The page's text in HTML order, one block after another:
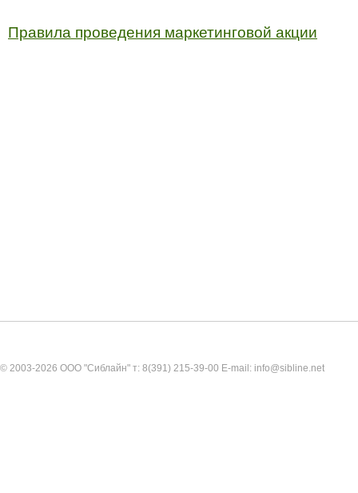
Правила проведения маркетинговой акции
© 2003-2026 ООО "Сиблайн" т: 8(391) 215-39-00 E-mail: info@sibline.net